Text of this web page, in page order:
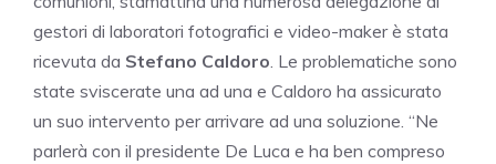
gestori di laboratori fotografici e video-maker è stata
ricevuta da Stefano Caldoro. Le problematiche sono
state sviscerate una ad una e Caldoro ha assicurato
un suo intervento per arrivare ad una soluzione. “Ne
parlerà con il presidente De Luca e ha ben compreso